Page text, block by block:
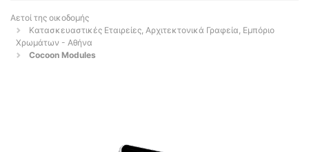
Αετοί της οικοδομής
Κατασκευαστικές Εταιρείες, Αρχιτεκτονικά Γραφεία, Εμπόριο
Χρωμάτων - Αθήνα
Cocoon Modules